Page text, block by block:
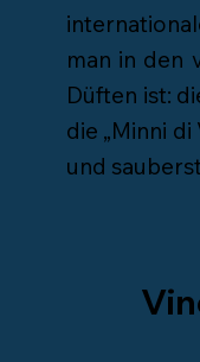
man in den
Düften ist:
die „Minni
und